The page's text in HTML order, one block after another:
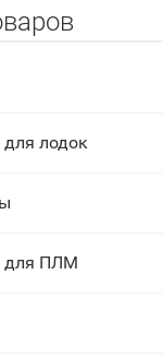
лодок
для ПЛМ